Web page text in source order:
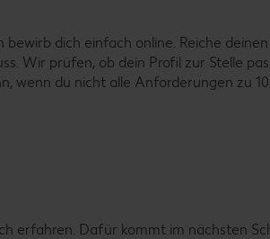
dich einfach online. Reiche
Wir prüfen, ob dein Profil zur Stelle
wenn du nicht alle Anforderungen zu
erfahren. Dafür kommt im nächsten